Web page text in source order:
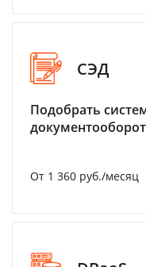
СЭД
Подобрать
От 1 360 руб./месяц